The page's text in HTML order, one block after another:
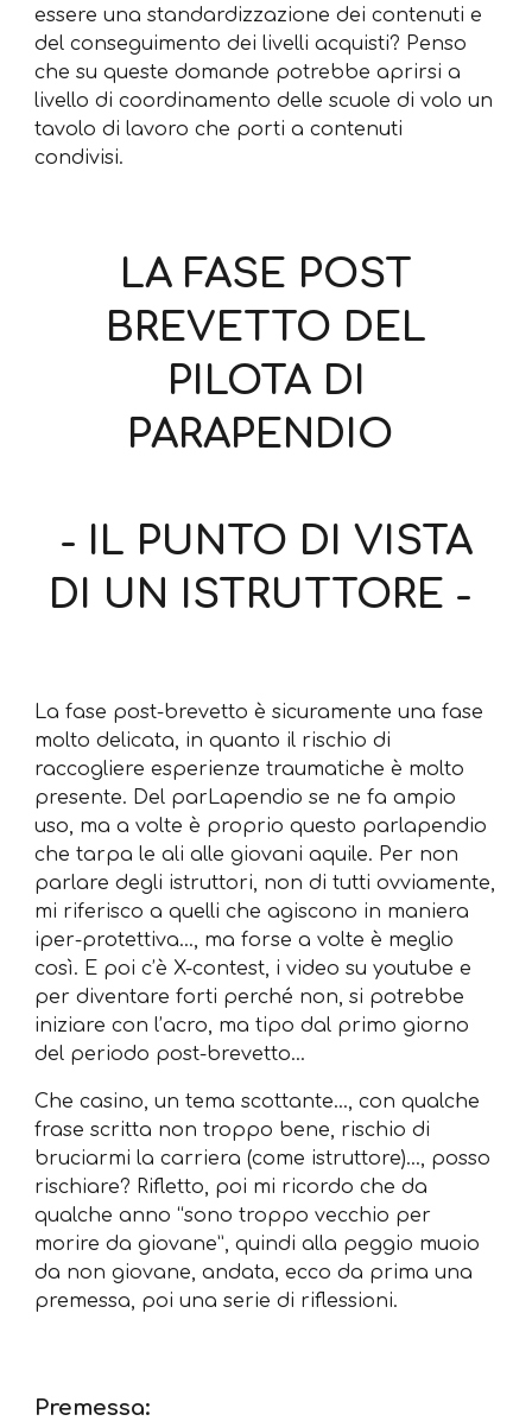
essere una standardizzazione dei contenuti e
del conseguimento dei livelli acquisti? Penso
che su queste domande potrebbe aprirsi a
livello di coordinamento delle scuole di volo un
tavolo di lavoro che porti a contenuti
condivisi.
LA FASE POST
BREVETTO DEL
PILOTA DI
PARAPENDIO
- IL PUNTO DI VISTA
DI UN ISTRUTTORE -
La fase post-brevetto è sicuramente una fase
molto delicata, in quanto il rischio di
raccogliere esperienze traumatiche è molto
presente. Del parLapendio se ne fa ampio
uso, ma a volte è proprio questo parlapendio
che tarpa le ali alle giovani aquile. Per non
parlare degli istruttori, non di tutti ovviamente,
mi riferisco a quelli che agiscono in maniera
iper-protettiva…, ma forse a volte è meglio
così. E poi c’è X-contest, i video su youtube e
per diventare forti perché non, si potrebbe
iniziare con l’acro, ma tipo dal primo giorno
del periodo post-brevetto…
Che casino, un tema scottante…, con qualche
frase scritta non troppo bene, rischio di
bruciarmi la carriera (come istruttore)…, posso
rischiare? Rifletto, poi mi ricordo che da
qualche anno “sono troppo vecchio per
morire da giovane”, quindi alla peggio muoio
da non giovane, andata, ecco da prima una
premessa, poi una serie di riflessioni.
Premessa: